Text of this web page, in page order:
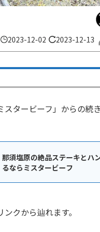
2023-12-02 2023-12-13
スタービーフ」からの続
那須塩原の絶品ステーキとハ
るならミスタービーフ
クから辿れます。